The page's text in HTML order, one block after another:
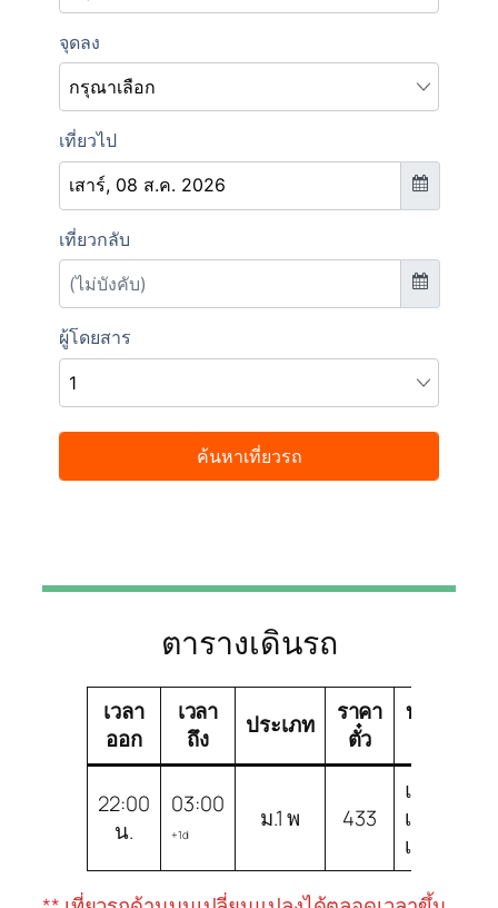
ตารางเดินรถ
เวลา
ออก
เวลา
ถึง
ประเภท
ราคา
ตั๋ว
บริษัท
22:00
น.
03:00
+1d
ม.1 พ 433
แอร์
เมือง
เลย